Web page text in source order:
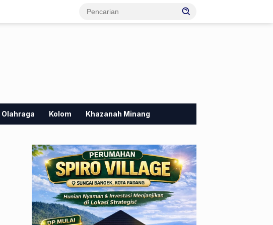
Olahraga Kolom Khazanah Minang